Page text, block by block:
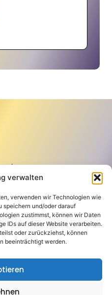
verwalten
verwenden wir Technologien wie
speichern und/oder darauf
zustimmst, können wir Daten
IDs auf dieser Website verarbeiten.
oder zurückziehst, können
beeinträchtigt werden.
Standorte
Raum Osnabrück
Raum Münster